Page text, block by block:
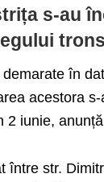
s-au
în
acestora
2 iunie,
între str.